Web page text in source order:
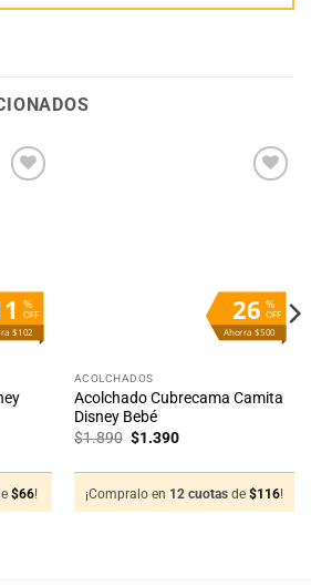
%
OFF
$102
$66!
%
OFF
26
Ahorra $500
ACOLCHADOS
Acolchado Cubrecama Camita
Disney Bebé
$1.890 El
precio
era:
$1.890.
$1.390El
es:
$1.390.
¡Compralo en 12 cuotas de $116!